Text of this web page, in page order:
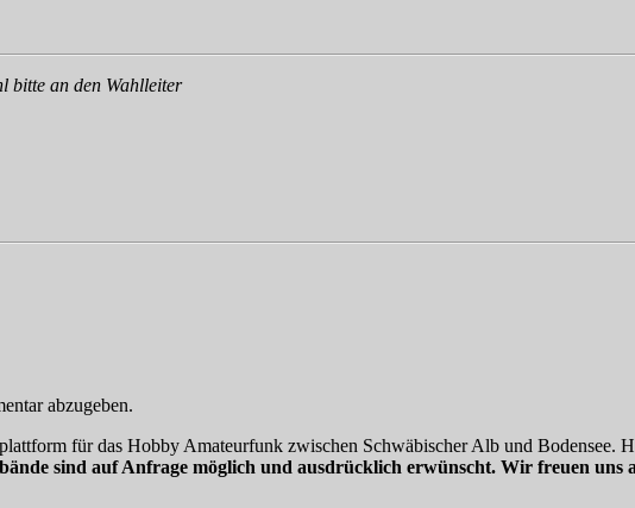
bitte an den Wahlleiter
abzugeben.
für das Hobby Amateurfunk zwischen Schwäbischer Alb und
sind auf Anfrage möglich und ausdrücklich erwünscht. Wir freuen uns